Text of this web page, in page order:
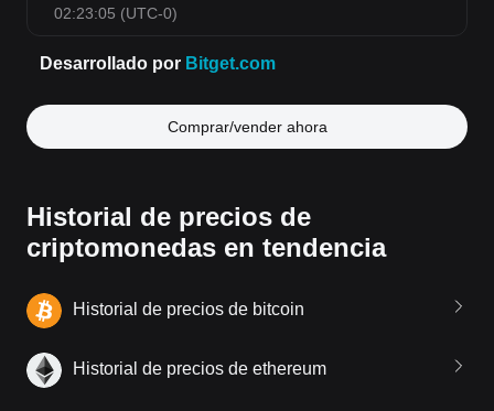
Comprar/vender ahora
Historial de precios de
criptomonedas en tendencia
Historial de precios de bitcoin
Historial de precios de ethereum